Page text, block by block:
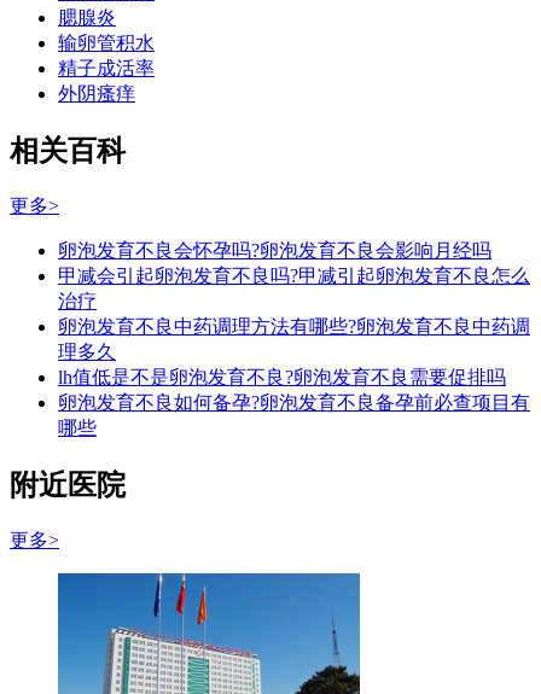
腮腺炎
输卵管积水
精子成活率
外阴瘙痒
相关百科
更多>
卵泡发育不良会怀孕吗?卵泡发育不良会影响月经吗
甲减会引起卵泡发育不良吗?甲减引起卵泡发育不良怎么
治疗
卵泡发育不良中药调理方法有哪些?卵泡发育不良中药调
理多久
lh值低是不是卵泡发育不良?卵泡发育不良需要促排吗
卵泡发育不良如何备孕?卵泡发育不良备孕前必查项目有
哪些
附近医院
更多>